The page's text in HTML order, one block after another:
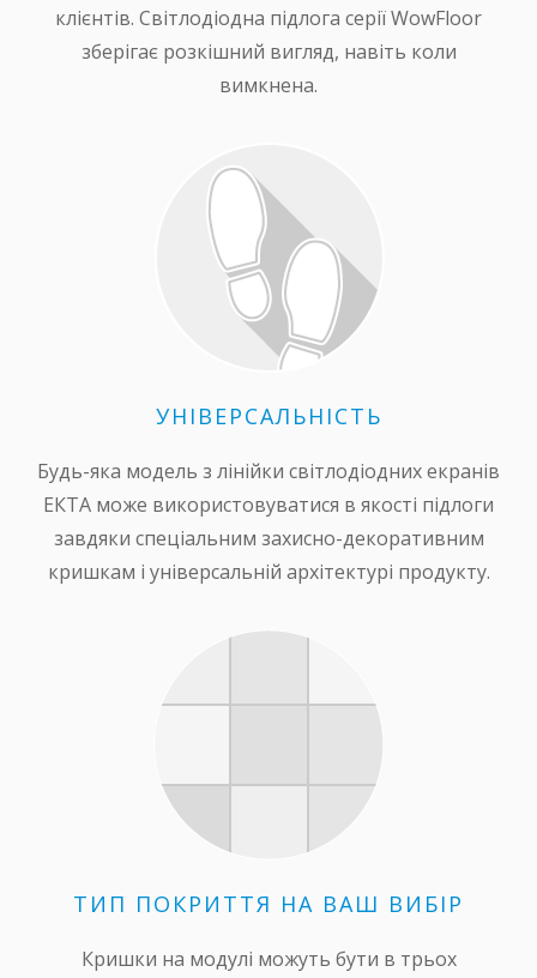
клієнтів. Світлодіодна підлога серії WowFloor
зберігає розкішний вигляд, навіть коли
вимкнена.
УНІВЕРСАЛЬНІСТЬ
Будь-яка модель з лінійки світлодіодних екранів
ЕКТА може використовуватися в якості підлоги
завдяки спеціальним захисно-декоративним
кришкам і універсальній архітектурі продукту.
ТИП ПОКРИТТЯ НА ВАШ ВИБІР
Кришки на модулі можуть бути в трьох